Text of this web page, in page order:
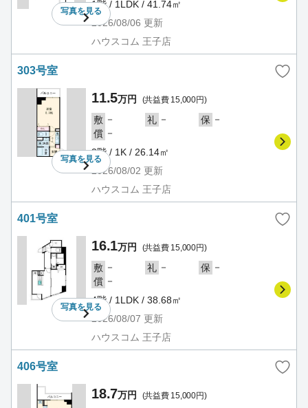
写真を見る
1階 / 1LDK / 41.74㎡
2026/08/06 更新
ハウスコム 王子店
303号室
写真を見る
11.5万円 (共益費 15,000円)
敷 － 礼 － 保 －
償 －
3階 / 1K / 26.14㎡
2026/08/02 更新
ハウスコム 王子店
401号室
写真を見る
16.1万円 (共益費 15,000円)
敷 － 礼 － 保 －
償 －
4階 / 1LDK / 38.68㎡
2026/08/07 更新
ハウスコム 王子店
406号室
18.7万円 (共益費 15,000円)